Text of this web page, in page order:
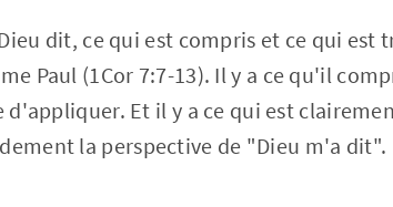
dit, ce qui est compris et ce qui
Paul (1Cor 7:7-13). Il y a ce qu'il
d'appliquer. Et il y a ce qui est
la perspective de "Dieu m'a dit".